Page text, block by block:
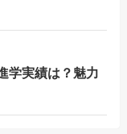
学実績は？魅力